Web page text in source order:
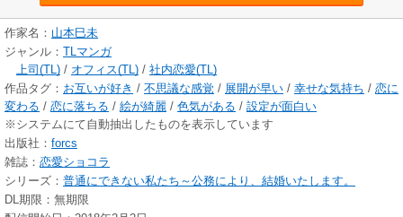
作家名： 山本巳未
ジャンル： TLマンガ
上司(TL) / オフィス(TL) / 社内恋愛(TL)
作品タグ： お互いが好き / 不思議な感覚 / 展開が早い / 幸せな気持ち / 恋に
変わる / 恋に落ちる / 絵が綺麗 / 色気がある / 設定が面白い
※システムにて自動抽出したものを表示しています
出版社： forcs
雑誌： 恋愛ショコラ
シリーズ： 普通にできない私たち～公務により、結婚いたします。
DL期限：無期限